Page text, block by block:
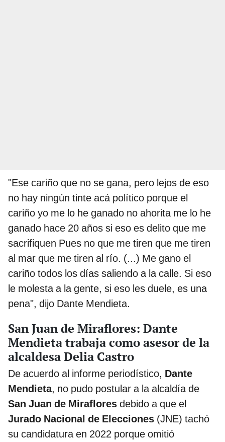
"Ese cariño que no se gana, pero lejos de eso
no hay ningún tinte acá político porque el
cariño yo me lo he ganado no ahorita me lo he
ganado hace 20 años si eso es delito que me
sacrifiquen Pues no que me tiren que me tiren
al mar que me tiren al río. (...) Me gano el
cariño todos los días saliendo a la calle. Si eso
le molesta a la gente, si eso les duele, es una
pena", dijo Dante Mendieta.
San Juan de Miraflores: Dante
Mendieta trabaja como asesor de la
alcaldesa Delia Castro
De acuerdo al informe periodístico, Dante
Mendieta, no pudo postular a la alcaldía de
San Juan de Miraflores debido a que el
Jurado Nacional de Elecciones (JNE) tachó
su candidatura en 2022 porque omitió